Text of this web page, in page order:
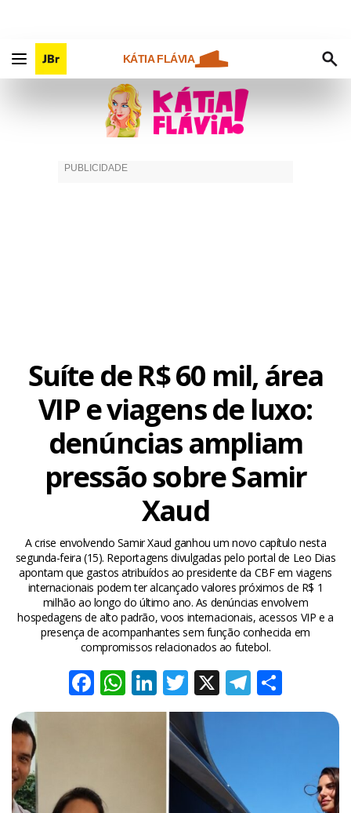
KÁTIA FLÁVIA
Suíte de R$ 60 mil, área
VIP e viagens de luxo:
denúncias ampliam
pressão sobre Samir
Xaud
A crise envolvendo Samir Xaud ganhou um novo capítulo nesta
segunda-feira (15). Reportagens divulgadas pelo portal de Leo Dias
apontam que gastos atribuídos ao presidente da CBF em viagens
internacionais podem ter alcançado valores próximos de R$ 1
milhão ao longo do último ano. As denúncias envolvem
hospedagens de alto padrão, voos internacionais, acessos VIP e a
presença de acompanhantes sem função conhecida em
compromissos relacionados ao futebol.
Facebook
WhatsApp
LinkedIn
Twitter
X